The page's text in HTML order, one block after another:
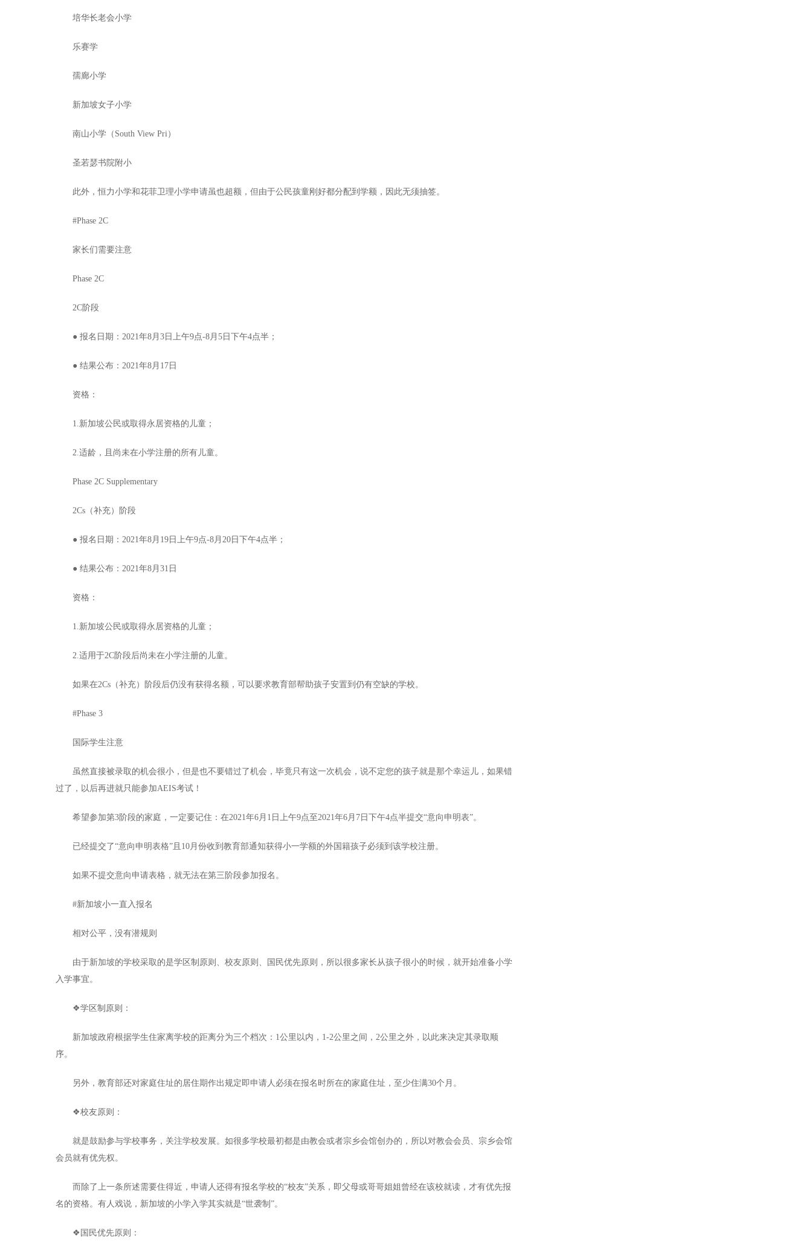
培华长老会小学
乐赛学
孺廊小学
新加坡女子小学
南山小学（South View Pri）
圣若瑟书院附小
此外，恒力小学和花菲卫理小学申请虽也超额，但由于公民孩童刚好都分配到学额，因此无须抽签。
#Phase 2C
家长们需要注意
Phase 2C
2C阶段
● 报名日期：2021年8月3日上午9点-8月5日下午4点半；
● 结果公布：2021年8月17日
资格：
1.新加坡公民或取得永居资格的儿童；
2.适龄，且尚未在小学注册的所有儿童。
Phase 2C Supplementary
2Cs（补充）阶段
● 报名日期：2021年8月19日上午9点-8月20日下午4点半；
● 结果公布：2021年8月31日
资格：
1.新加坡公民或取得永居资格的儿童；
2.适用于2C阶段后尚未在小学注册的儿童。
如果在2Cs（补充）阶段后仍没有获得名额，可以要求教育部帮助孩子安置到仍有空缺的学校。
#Phase 3
国际学生注意
虽然直接被录取的机会很小，但是也不要错过了机会，毕竟只有这一次机会，说不定您的孩子就是那个幸运儿，如果错
过了，以后再进就只能参加AEIS考试！
希望参加第3阶段的家庭，一定要记住：在2021年6月1日上午9点至2021年6月7日下午4点半提交“意向申明表”。
已经提交了“意向申明表格”且10月份收到教育部通知获得小一学额的外国籍孩子必须到该学校注册。
如果不提交意向申请表格，就无法在第三阶段参加报名。
#新加坡小一直入报名
相对公平，没有潜规则
由于新加坡的学校采取的是学区制原则、校友原则、国民优先原则，所以很多家长从孩子很小的时候，就开始准备小学
入学事宜。
❖学区制原则：
新加坡政府根据学生住家离学校的距离分为三个档次：1公里以内，1-2公里之间，2公里之外，以此来决定其录取顺
序。
另外，教育部还对家庭住址的居住期作出规定即申请人必须在报名时所在的家庭住址，至少住满30个月。
❖校友原则：
就是鼓励参与学校事务，关注学校发展。如很多学校最初都是由教会或者宗乡会馆创办的，所以对教会会员、宗乡会馆
会员就有优先权。
而除了上一条所述需要住得近，申请人还得有报名学校的“校友”关系，即父母或哥哥姐姐曾经在该校就读，才有优先报
名的资格。有人戏说，新加坡的小学入学其实就是“世袭制”。
❖国民优先原则：